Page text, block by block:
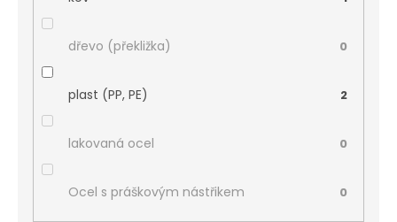
dřevo (překližka) 0
plast (PP, PE) 2
lakovaná ocel 0
Ocel s práškovým nástřikem 0